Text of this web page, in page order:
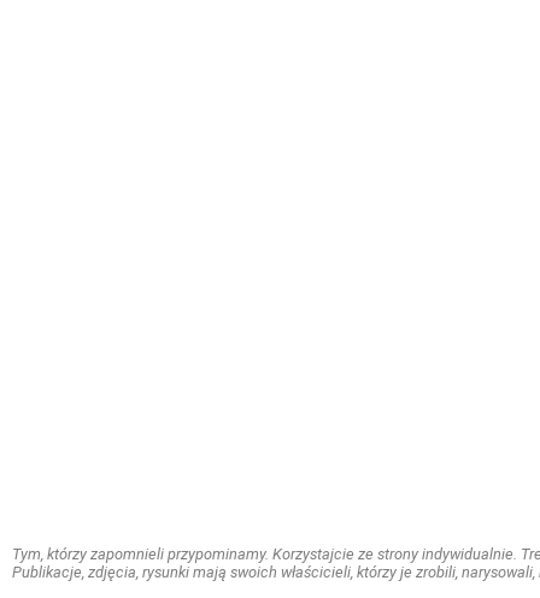
Tym, którzy zapomnieli przypominamy. Korzystajcie ze strony indywidualnie.
Publikacje, zdjęcia, rysunki mają swoich właścicieli, którzy je zrobili,